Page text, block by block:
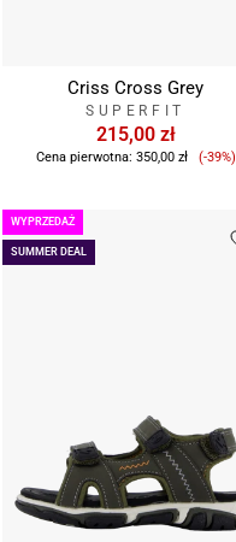
Criss Cross Grey
SUPERFIT
215,00 zł
Cena pierwotna: 350,00 zł
Cena
(-39%)
SUMMER DEAL
WYPRZEDAŻ